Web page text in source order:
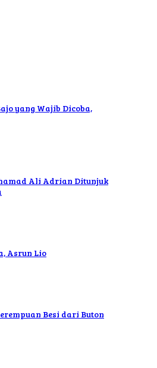
yang Wajib Dicoba,
Ali Adrian Ditunjuk
Asrun Lio
Besi dari Buton